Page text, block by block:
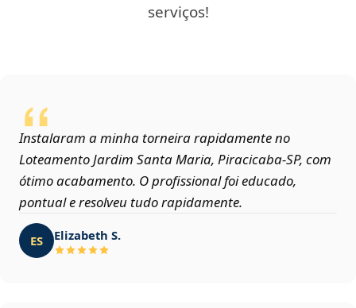
serviços!
Instalaram a minha torneira rapidamente no
Loteamento Jardim Santa Maria, Piracicaba‑SP, com
ótimo acabamento. O profissional foi educado,
pontual e resolveu tudo rapidamente.
ES Elizabeth S.